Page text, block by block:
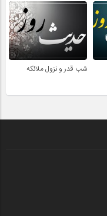
شب قدر و نزول ملائکه